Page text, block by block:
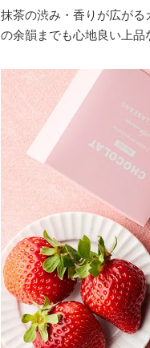
抹茶の渋み・香りが広が
の余韻までも心地良い上品